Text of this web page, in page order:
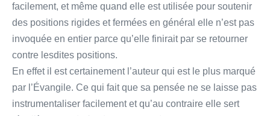
facilement, et même quand elle est utilisée pour soutenir
des positions rigides et fermées en général elle n’est pas
invoquée en entier parce qu’elle finirait par se retourner
contre lesdites positions.
En effet il est certainement l’auteur qui est le plus marqué
par l’Évangile. Ce qui fait que sa pensée ne se laisse pas
instrumentaliser facilement et qu’au contraire elle sert